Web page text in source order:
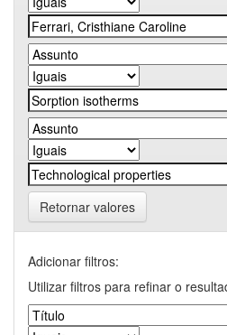
Retornar valores
Adicionar filtros:
Utilizar filtros para refinar o